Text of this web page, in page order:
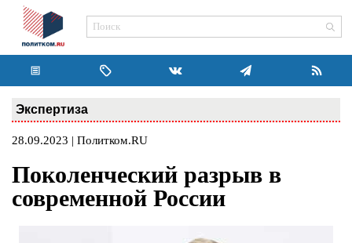
Экспертиза
28.09.2023 | Политком.RU
Поколенческий разрыв в
современной России